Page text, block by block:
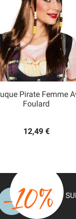
Pirate Femme
Foulard
12,49 €
Aperçu rapide